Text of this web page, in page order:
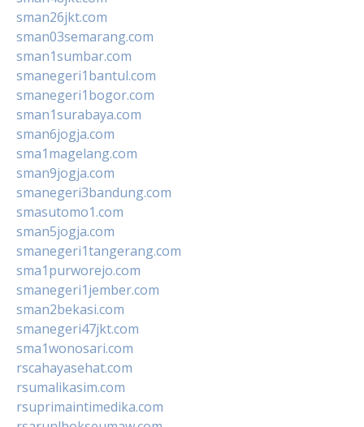
sman26jkt.com
sman03semarang.com
sman1sumbar.com
smanegeri1bantul.com
smanegeri1bogor.com
sman1surabaya.com
sman6jogja.com
sma1magelang.com
sman9jogja.com
smanegeri3bandung.com
smasutomo1.com
sman5jogja.com
smanegeri1tangerang.com
sma1purworejo.com
smanegeri1jember.com
sman2bekasi.com
smanegeri47jkt.com
sma1wonosari.com
rscahayasehat.com
rsumalikasim.com
rsuprimaintimedika.com